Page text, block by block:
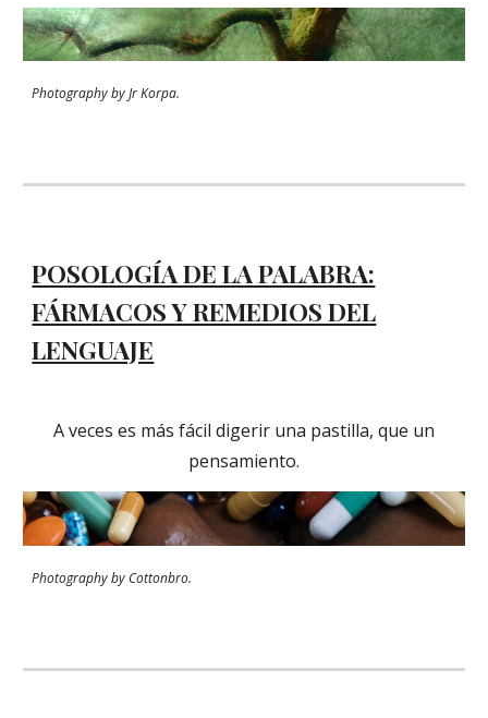
Photography by Jr Korpa.
POSOLOGÍA DE LA PALABRA:
FÁRMACOS Y REMEDIOS DEL
LENGUAJE
A veces es más fácil digerir una pastilla, que un
pensamiento.
Photographyby Cottonbro.